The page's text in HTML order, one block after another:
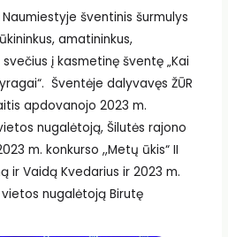
šventinis šurmulys
amatininkus,
į kasmetinę šventę „Kai
Šventėje dalyvavęs ŽŪR
apdovanojo 2023 m.
nugalėtoją, Šilutės rajono
m. konkurso ,,Metų ūkis“ II
ir Vaidą Kvedarius ir 2023 m.
vietos nugalėtoją Birutę